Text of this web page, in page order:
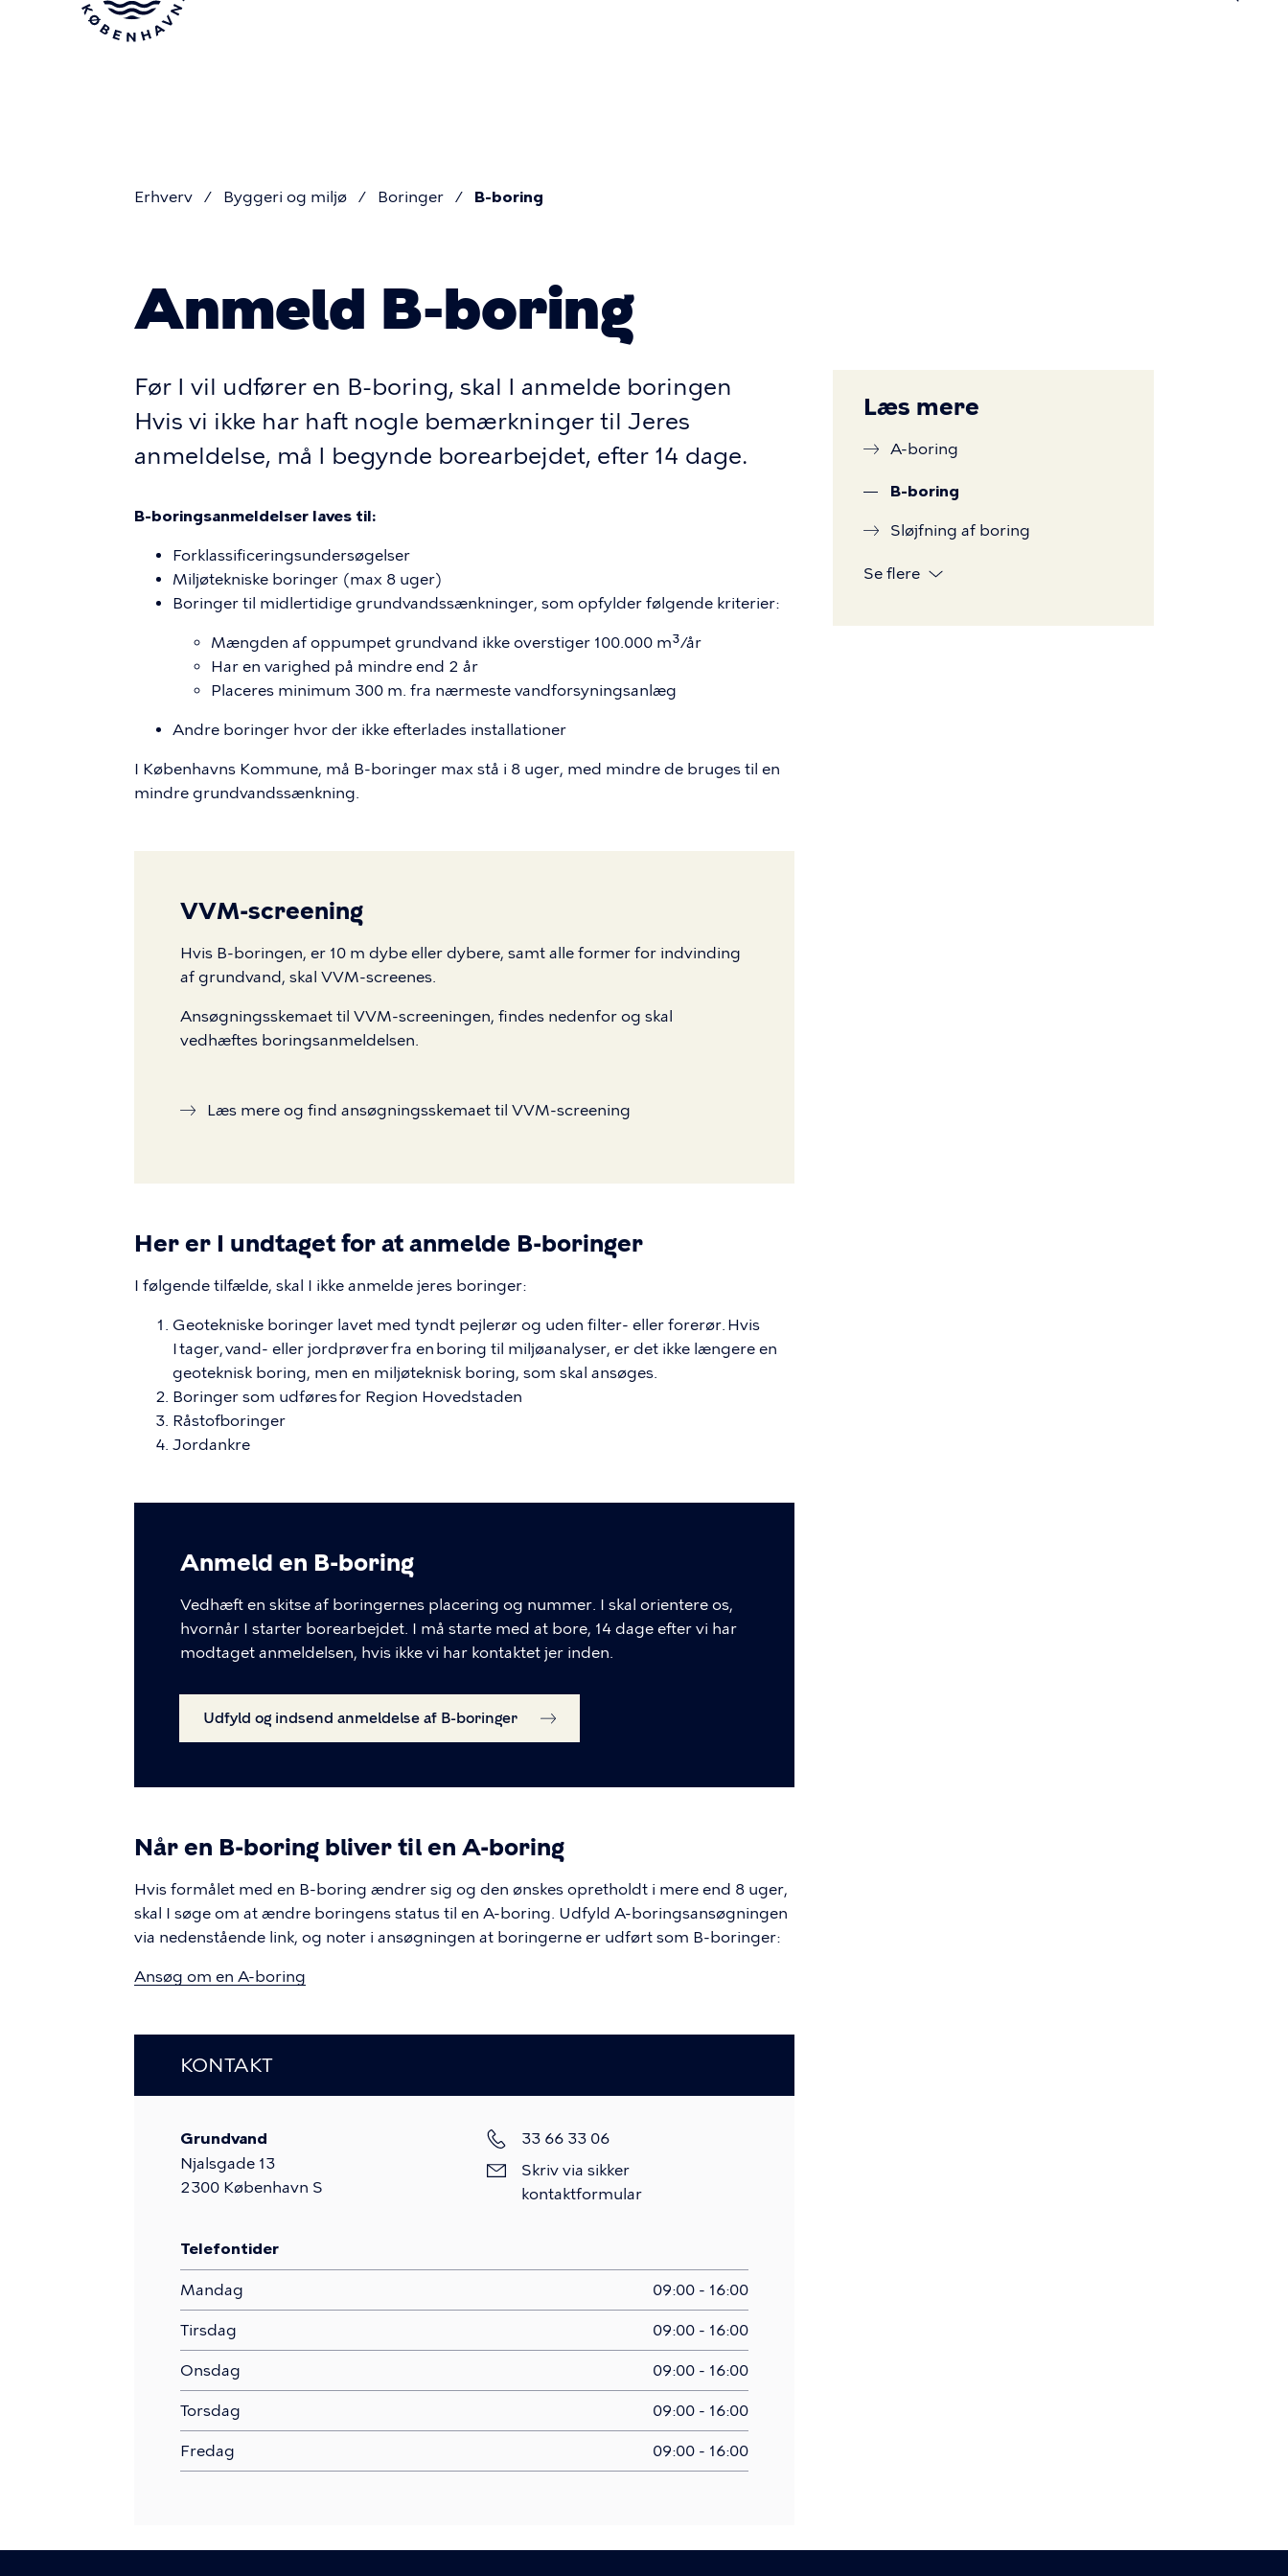
Erhverv Byggeri og miljø Boringer B-boring
Anmeld B-boring
Før I vil udfører en B-boring, skal I anmelde boringen
Hvis vi ikke har haft nogle bemærkninger til Jeres
anmeldelse, må I begynde borearbejdet, efter 14 dage.
B-boringsanmeldelser laves til:
Forklassificeringsundersøgelser
Miljøtekniske boringer (max 8 uger)
Boringer til midlertidige grundvandssænkninger, som opfylder følgende kriterier:
Mængden af oppumpet grundvand ikke overstiger 100.000 m³/år
Har en varighed på mindre end 2 år
Placeres minimum 300 m. fra nærmeste vandforsyningsanlæg
Andre boringer hvor der ikke efterlades installationer
I Københavns Kommune, må B-boringer max stå i 8 uger, med mindre de bruges til en
mindre grundvandssænkning.
VVM-screening
Hvis B-boringen, er 10 m dybe eller dybere, samt alle former for indvinding
af grundvand, skal VVM-screenes.
Ansøgningsskemaet til VVM-screeningen, findes nedenfor og skal
vedhæftes boringsanmeldelsen.
Læs mere og find ansøgningsskemaet til VVM-screening
Her er I undtaget for at anmelde B-boringer
I følgende tilfælde, skal I ikke anmelde jeres boringer:
Geotekniske boringer lavet med tyndt pejlerør og uden filter- eller forerør. Hvis
I tager, vand- eller jordprøver fra en boring til miljøanalyser, er det ikke længere en
geoteknisk boring, men en miljøteknisk boring, som skal ansøges.
Boringer som udføres for Region Hovedstaden
Råstofboringer
Jordankre
Anmeld en B-boring
Vedhæft en skitse af boringernes placering og nummer. I skal orientere os,
hvornår I starter borearbejdet. I må starte med at bore, 14 dage efter vi har
modtaget anmeldelsen, hvis ikke vi har kontaktet jer inden.
Udfyld og indsend anmeldelse af B-boringer
Når en B-boring bliver til en A-boring
Hvis formålet med en B-boring ændrer sig og den ønskes opretholdt i mere end 8 uger,
skal I søge om at ændre boringens status til en A-boring. Udfyld A-boringsansøgningen
via nedenstående link, og noter i ansøgningen at boringerne er udført som B-boringer:
Ansøg om en A-boring
KONTAKT
Grundvand
Njalsgade 13
2300 København S
Telefon
33 66 33 06
Skriv
via
Skriv via sikker
kontaktformular
Telefontider
Mandag 09:00 - 16:00
Tirsdag 09:00 - 16:00
Onsdag 09:00 - 16:00
Torsdag 09:00 - 16:00
Fredag 09:00 - 16:00
Læs mere
A-boring
B-boring
Sløjfning af boring
Se flere